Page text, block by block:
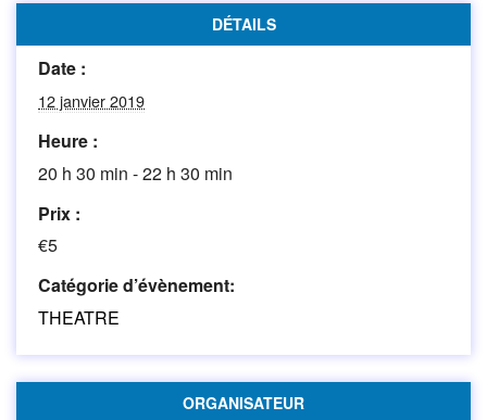
DÉTAILS
Date :
12 janvier 2019
Heure :
20 h 30 min - 22 h 30 min
Prix :
€5
Catégorie d’évènement:
THEATRE
ORGANISATEUR